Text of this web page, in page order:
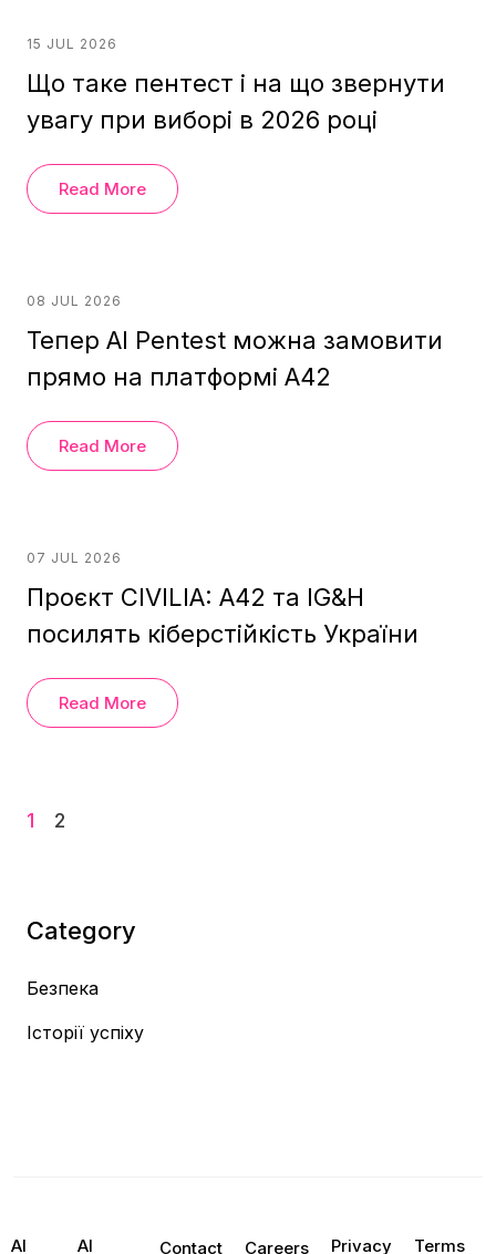
15 JUL 2026
Що таке пентест і на що звернути
увагу при виборі в 2026 році
Read More
08 JUL 2026
Тепер AI Pentest можна замовити
прямо на платформі A42
Read More
07 JUL 2026
Проєкт CIVILIA: A42 та IG&H
посилять кіберстійкість України
Read More
1 2
Category
Безпека
Історії успіху
AI AI Contact Careers Privacy Terms